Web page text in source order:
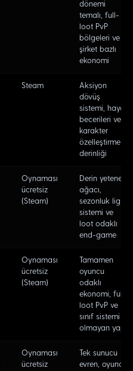
dönemi
temalı, full-
loot PvP
bölgeleri ve
şirket bazlı
ekonomi
Steam
Aksiyon
dövüş
sistemi, hayat
becerileri ve
karakter
özelleştirme
derinliği
Oynaması
ücretsiz
(Steam)
Derin yetenek
ağacı,
sezonluk lig
sistemi ve
loot odaklı
end-game
Oynaması
ücretsiz
(Steam)
Tamamen
oyuncu
odaklı
ekonomi, full-
loot PvP ve
sınıf sistemi
olmayan yapı
Oynaması
ücretsiz
Tek sunucu
evren, oyuncu